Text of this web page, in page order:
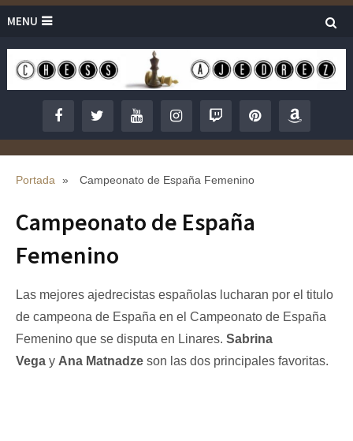
MENU
Portada » Campeonato de España Femenino
Campeonato de España
Femenino
Las mejores ajedrecistas españolas lucharan por el titulo
de campeona de España en el Campeonato de España
Femenino que se disputa en Linares. Sabrina
Vega y Ana Matnadze son las dos principales favoritas.